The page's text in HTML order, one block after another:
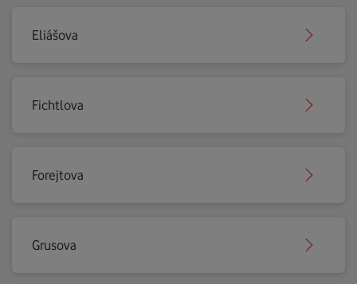
Eliášova
Fichtlova
Forejtova
Grusova